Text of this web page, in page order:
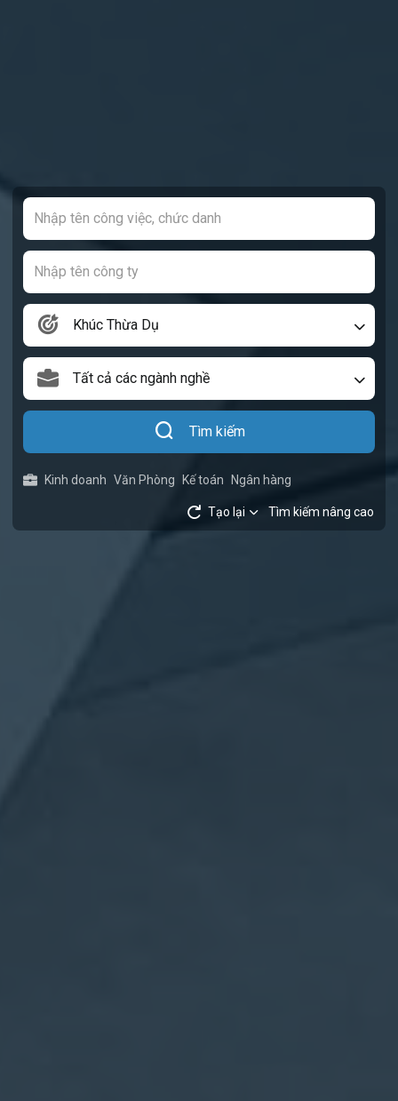
Khúc Thừa Dụ
Tất cả các ngành nghề
Tìm kiếm
Kinh doanh Văn Phòng Kế toán Ngân hàng
Tạo lại Tìm kiếm nâng cao